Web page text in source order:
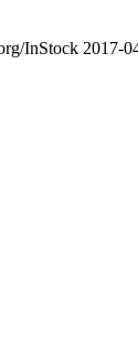
InStock 2017-